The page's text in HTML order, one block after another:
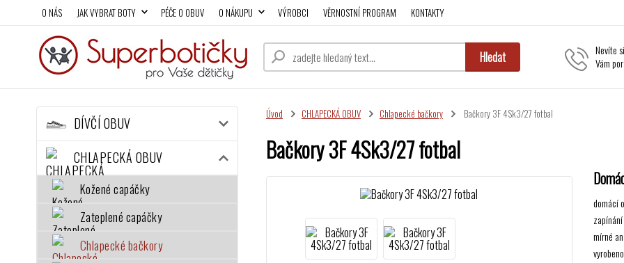
O NÁS JAK VYBRAT BOTY PÉČE O OBUV O NÁKUPU VÝROBCI VĚRNOSTNÍ PROGRAM KONTAKTY
Hledat
Nevíte
Vám
DÍVČÍ OBUV
CHLAPECKÁ OBUV
Kožené capáčky
Zateplené capáčky
Chlapecké bačkory
Úvod CHLAPECKÁ OBUV Chlapecké bačkory Bačkory 3F 4Sk3/27 fotbal
Bačkory 3F 4Sk3/27 fotbal
domácí
mírné